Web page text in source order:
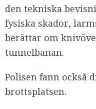
den tekniska
fysiska skador,
berättar om
tunnelbanan.
Polisen fann också
brottsplatsen.